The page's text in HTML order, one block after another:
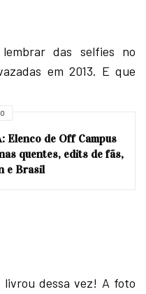
das selfies no
em 2013. E que
Elenco de Off Campus
quentes, edits de fãs,
e Brasil
livrou dessa vez! A foto